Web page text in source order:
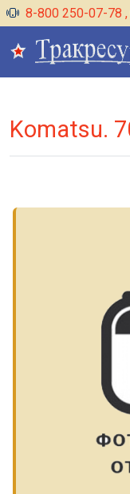
8-800 250-07-78 ,
Komatsu.